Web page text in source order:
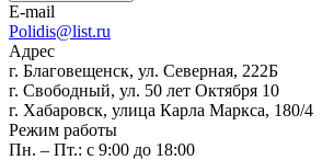
E-mail
Polidis@list.ru
Адрес
г. Благовещенск, ул. Северная, 222Б
г. Свободный, ул. 50 лет Октября 10
г. Хабаровск, улица Карла Маркса, 180/4
Режим работы
Пн. – Пт.: с 9:00 до 18:00